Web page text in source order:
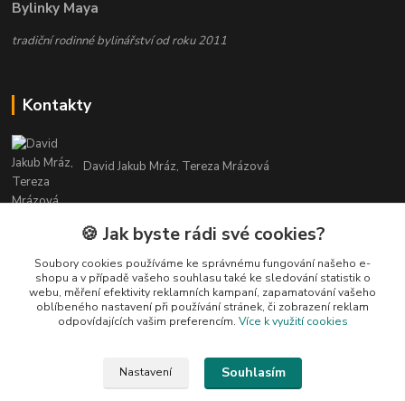
Bylinky Maya
tradiční rodinné bylinářství od roku 2011
Kontakty
David Jakub Mráz, Tereza Mrázová
info@bylinky-maya.cz
🍪 Jak byste rádi své cookies?
Soubory cookies používáme ke správnému fungování našeho e-
shopu a v případě vašeho souhlasu také ke sledování statistik o
webu, měření efektivity reklamních kampaní, zapamatování vašeho
oblíbeného nastavení při používání stránek, či zobrazení reklam
odpovídajících vašim preferencím. Více k využití cookies
Nastavení Souhlasím